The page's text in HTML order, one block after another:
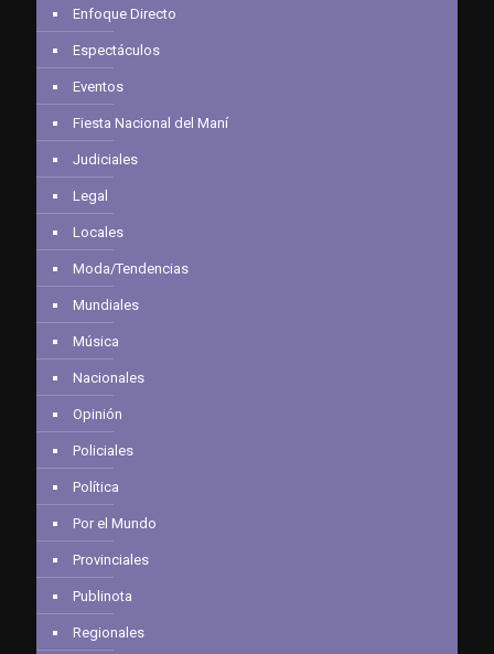
Enfoque Directo
Espectáculos
Eventos
Fiesta Nacional del Maní
Judiciales
Legal
Locales
Moda/Tendencias
Mundiales
Música
Nacionales
Opinión
Policiales
Política
Por el Mundo
Provinciales
Publinota
Regionales